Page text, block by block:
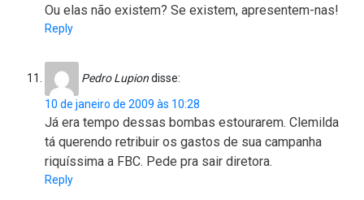
Ou elas não existem? Se existem, apresentem-nas!
Reply
Pedro Lupiondisse:
10 de janeiro de 2009 às 10:28
Já era tempo dessas bombas estourarem. Clemilda
tá querendo retribuir os gastos de sua campanha
riquíssima a FBC. Pede pra sair diretora.
Reply